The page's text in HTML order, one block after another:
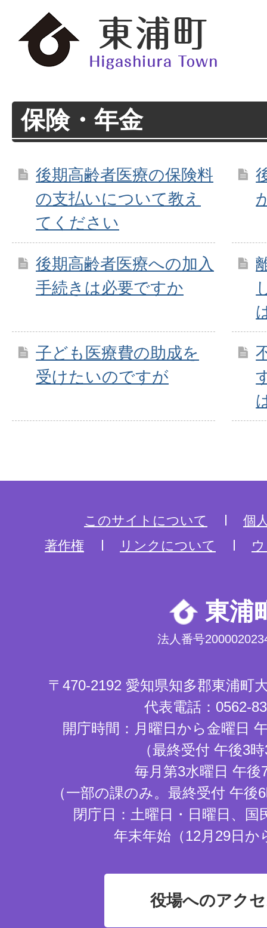
保険・年金
後期高齢者医療の保険料
の支払いについて教え
てください
後期高齢者医療への加入
手続きは必要ですか
子ども医療費の助成を
受けたいのですが
このサイトについて
個
著作権
リンクについて
東浦
法人番号
〒470-2192 愛知県知多郡東浦町
代表電話：0562-
開庁時間：月曜日から金曜日
（最終受付 午後3
毎月第3水曜日 午後
（一部の課のみ。最終受付 午
閉庁日：土曜日・日曜日、国
年末年始（12月29日か
役場へのアク